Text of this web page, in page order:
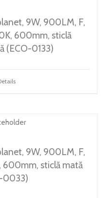
9W, 900LM, F,
600mm, sticlă
(ECO-0133)
9W, 900LM, F,
600mm, sticlă mată
0033)